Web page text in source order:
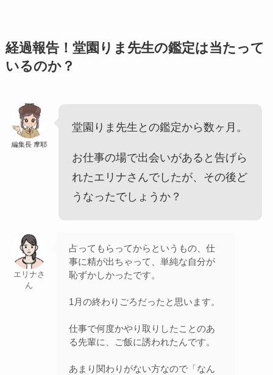
経過報告！堂園りま先生の鑑定は当たって
いるのか？
編集長 摩耶
堂園りま先生との鑑定から数ヶ月。
お仕事の場で出会いがあると告げら
れたエリナさんでしたが、その後ど
うなったでしょうか？
エリナさ
ん
占ってもらってからというもの、仕
事に精が出ちゃって、単純な自分が
恥ずかしかったです。
1月の終わりごろだったと思います。
仕事で何度かやり取りしたことのあ
る先輩に、ご飯に誘われたんです。
あまり関わりがない方なので「なん